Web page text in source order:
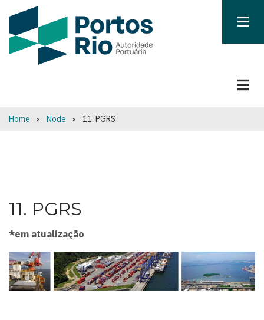
Breadcrumb
Home Node 11. PGRS
11. PGRS
*em atualização